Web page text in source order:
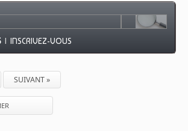
|INSCRIVEZ-VOUS
SUIVANT »